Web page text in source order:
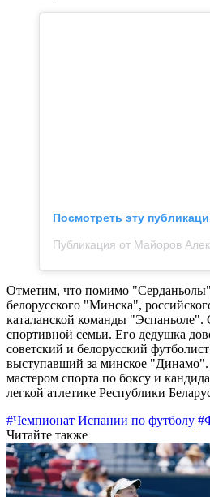
Посмотреть эту
Отметим, что помимо
белорусского "Минска",
каталанской команды
спортивной семьи. Его дедушка
советский и белорусский
выступавший за минское "Динамо".
мастером спорта по боксу и
легкой атлетике Республики
#Чемпионат Испании по футболу
Читайте также